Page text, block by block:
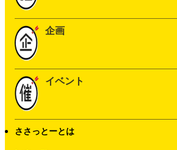
企画
イベント
ささっとーとは